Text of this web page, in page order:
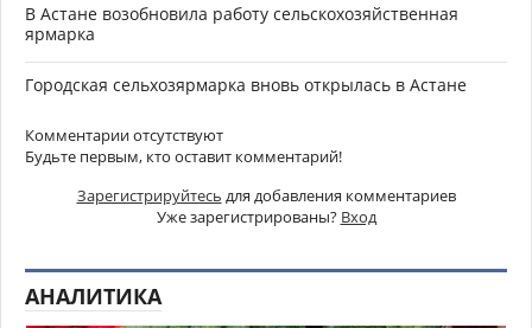
В Астане возобновила работу сельскохозяйственная
ярмарка
Городская сельхозярмарка вновь открылась в Астане
Комментарии отсутствуют
Будьте первым, кто оставит комментарий!
Зарегистрируйтесь для добавления комментариев
Уже зарегистрированы? Вход
АНАЛИТИКА